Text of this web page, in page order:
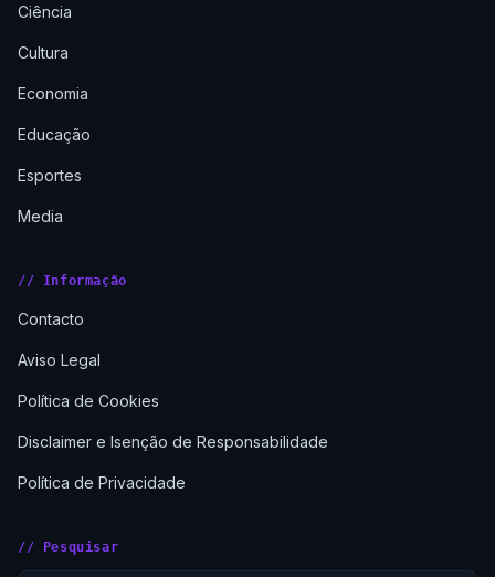
Ciência
Cultura
Economia
Educação
Esportes
Media
// Informação
Contacto
Aviso Legal
Política de Cookies
Disclaimer e Isenção de Responsabilidade
Política de Privacidade
// Pesquisar